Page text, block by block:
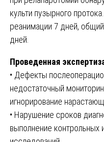
культи пузырного
реанимации 7 дней,
дней.
Проведенная
• Дефекты
недостаточный
игнорирование
• Нарушение сроков
выполнение контрольных